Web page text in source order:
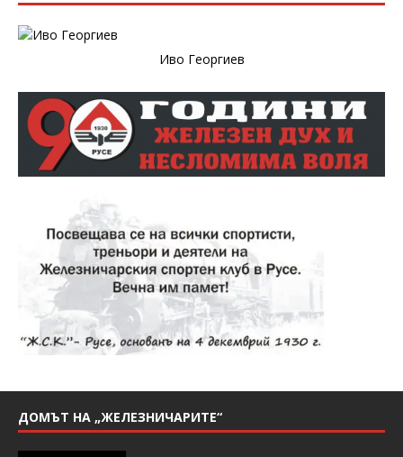
Иво Георгиев
ДОМЪТ НА „ЖЕЛЕЗНИЧАРИТЕ“